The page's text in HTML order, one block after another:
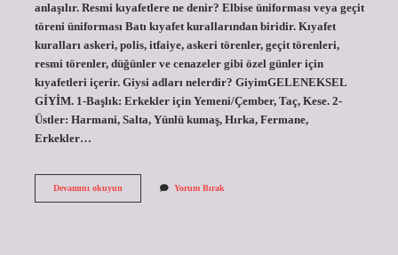
anlaşılır. Resmi kıyafetlere ne denir? Elbise üniforması veya geçit
töreni üniforması Batı kıyafet kurallarından biridir. Kıyafet
kuralları askeri, polis, itfaiye, askeri törenler, geçit törenleri,
resmi törenler, düğünler ve cenazeler gibi özel günler için
kıyafetleri içerir. Giysi adları nelerdir? GiyimGELENEKSEL
GİYİM. 1-Başlık: Erkekler için Yemeni/Çember, Taç, Kese. 2-
Üstler: Harmani, Salta, Yünlü kumaş, Hırka, Fermane,
Erkekler…
Devamını okuyunKıyafet
Yorum Bırak